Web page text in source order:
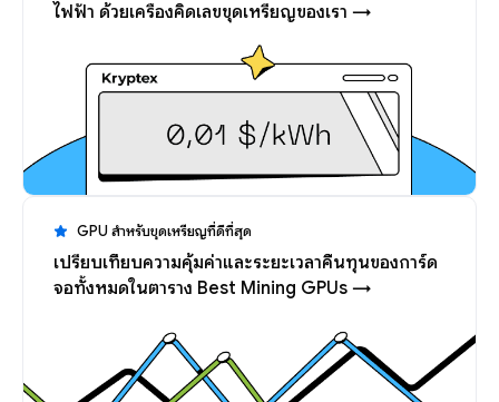
ไฟฟ้า ด้วยเครื่องคิดเลขขุดเหรียญของเรา →
GPU สำหรับขุดเหรียญที่ดีที่สุด
เปรียบเทียบความคุ้มค่าและระยะเวลาคืนทุนของการ์ด
จอทั้งหมดในตาราง Best Mining GPUs →